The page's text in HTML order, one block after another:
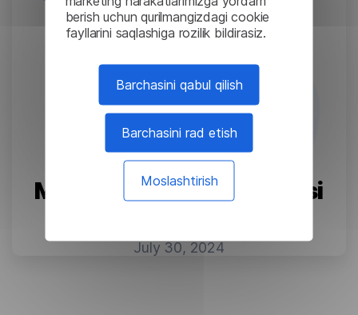
berish uchun qurilmangizdagi cookie
fayllarini saqlashiga rozilik bildirasiz.
Barchasini qabul qilish
Barchasini rad etish
Moslashtirish
Mahalliy mashina tarjimasi
July 30, 2024